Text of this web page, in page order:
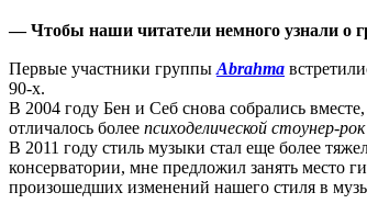
— Чтобы наши читатели немного узнали о
Первые участники группы Abrahma
90-х.
В 2004 году Бен и Себ снова собрались
отличалось более психоделической стоунер-рок
В 2011 году стиль музыки стал еще более
консерватории, мне предложил занять место
произошедших изменений нашего стиля в